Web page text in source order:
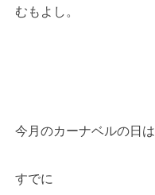
むもよし。
今月のカーナベルの日は
すでに